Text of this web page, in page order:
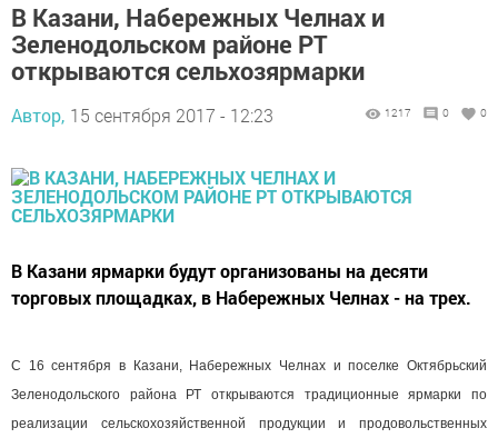
В Казани, Набережных Челнах и
Зеленодольском районе РТ
открываются сельхозярмарки
Автор, 15 сентября 2017 - 12:23 1217 0 0
В Казани ярмарки будут организованы на десяти
торговых площадках, в Набережных Челнах - на трех.
С 16 сентября в Казани, Набережных Челнах и поселке Октябрьский
Зеленодольского района РТ открываются традиционные ярмарки по
реализации сельскохозяйственной продукции и продовольственных